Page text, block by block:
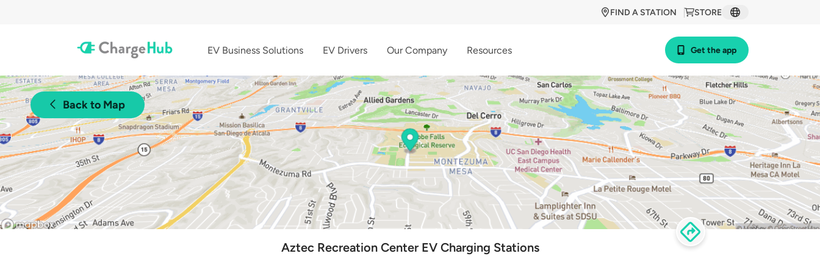
STORE
FIND A STATION
EV Business Solutions EV Drivers Our Company Resources Get the app
Back to Map
Aztec Recreation Center EV Charging Stations